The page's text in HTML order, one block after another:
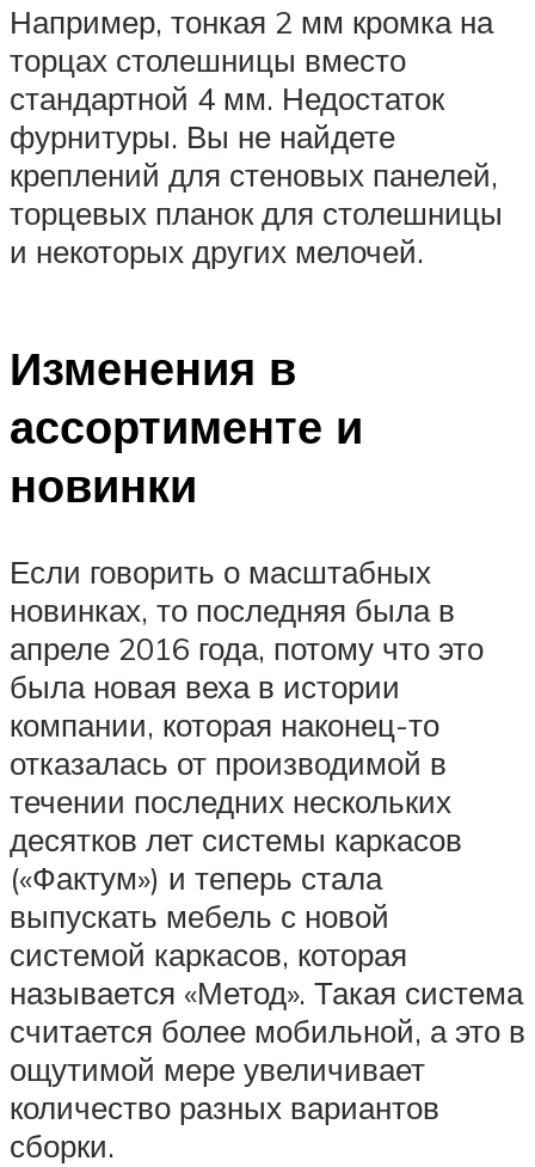
Например, тонкая 2 мм кромка на
торцах столешницы вместо
стандартной 4 мм. Недостаток
фурнитуры. Вы не найдете
креплений для стеновых панелей,
торцевых планок для столешницы
и некоторых других мелочей.
Изменения в
ассортименте и
новинки
Если говорить о масштабных
новинках, то последняя была в
апреле 2016 года, потому что это
была новая веха в истории
компании, которая наконец-то
отказалась от производимой в
течении последних нескольких
десятков лет системы каркасов
(«Фактум») и теперь стала
выпускать мебель с новой
системой каркасов, которая
называется «Метод». Такая система
считается более мобильной, а это в
ощутимой мере увеличивает
количество разных вариантов
сборки.